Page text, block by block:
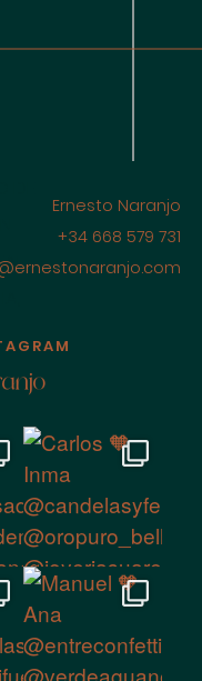
Ernesto Naranjo
+34 668 579 731